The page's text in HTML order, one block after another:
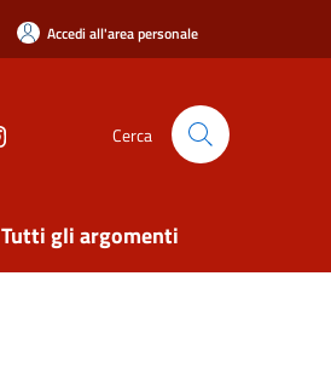
Accedi all'area personale
Cerca
Tutti gli argomenti